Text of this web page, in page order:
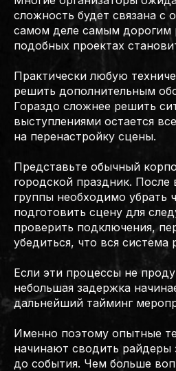
сложность будет связана с
самом деле самым дорогим
подобных проектах
Практически любую
решить дополнительным
Гораздо сложнее решить
выступлениями остается
на перенастройку сцены.
Представьте обычный
городской праздник. После
группы необходимо убрать
подготовить сцену для
проверить подключения,
убедиться, что вся система
Если эти процессы не
небольшая задержка
дальнейший тайминг
Именно поэтому опытные
начинают сводить райдеры
до события. Чем больше